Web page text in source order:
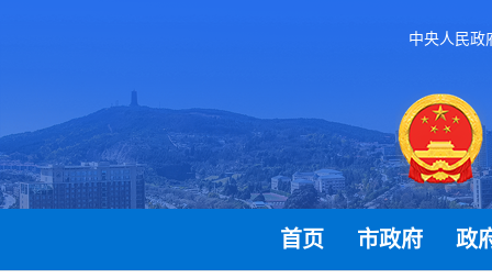
中央人民政
首页 市政府 政